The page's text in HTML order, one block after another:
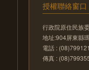
授權聯絡窗口
行政院原住民族
地址:904屏東縣
電話 :
傳真 :